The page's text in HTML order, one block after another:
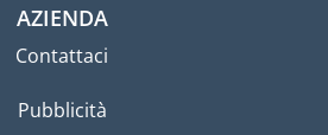
AZIENDA
Contattaci
Pubblicità